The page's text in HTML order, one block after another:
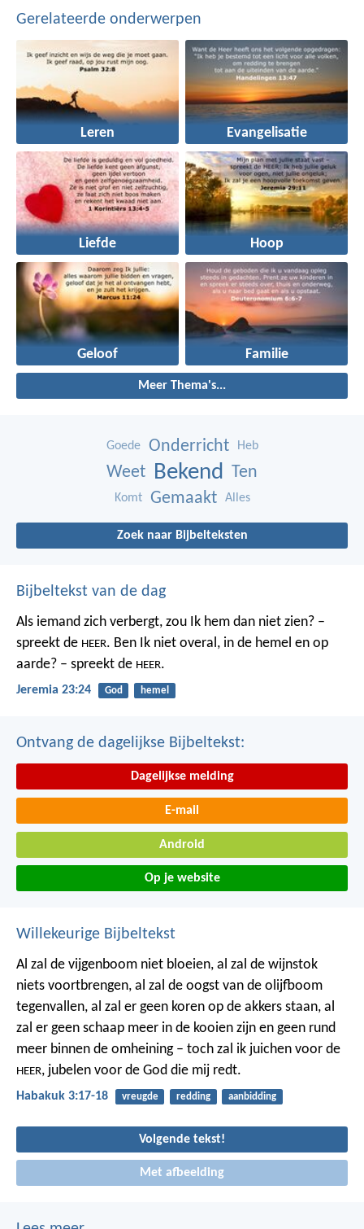
Gerelateerde onderwerpen
Leren Evangelisatie
Liefde Hoop
Geloof Familie
Meer Thema's...
Goede Onderricht Heb
Weet Bekend Ten
Komt Gemaakt Alles
Zoek naar Bijbelteksten
Bijbeltekst van de dag
Als iemand zich verbergt, zou Ik hem dan niet zien? –
spreekt de HEER. Ben Ik niet overal, in de hemel en op
aarde? – spreekt de HEER.
Jeremia 23:24 God hemel
Ontvang de dagelijkse Bijbeltekst:
Dagelijkse melding
E-mail
Android
Op je website
Willekeurige Bijbeltekst
Al zal de vijgenboom niet bloeien, al zal de wijnstok
niets voortbrengen, al zal de oogst van de olijfboom
tegenvallen, al zal er geen koren op de akkers staan, al
zal er geen schaap meer in de kooien zijn en geen rund
meer binnen de omheining – toch zal ik juichen voor de
HEER, jubelen voor de God die mij redt.
Habakuk 3:17-18 vreugde redding aanbidding
Volgende tekst!
Met afbeelding